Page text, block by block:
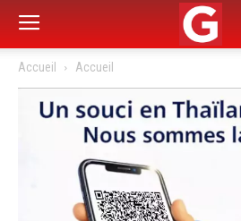
Accueil Accueil